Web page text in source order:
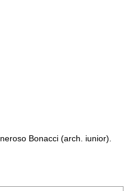
Bonacci (arch. iunior).